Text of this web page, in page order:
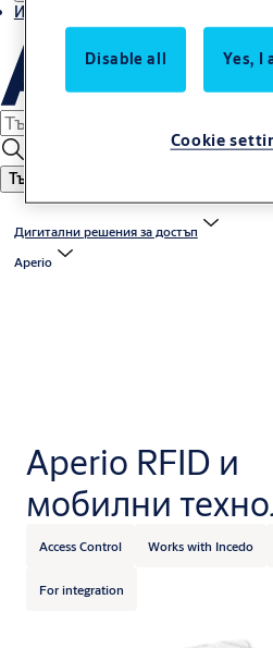
Истории
Търсене
Дигитални решения за достъп
Aperio
Aperio RFID и
мобилни
Access Control Works with Incedo
For integration
Disable all Yes, I
Cookie